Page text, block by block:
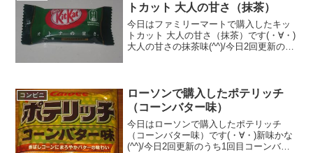
トカット 大人の甘さ（抹茶）
今日はファミリーマートで購入したキッ
トカット 大人の甘さ（抹茶）です(・∀・)
大人の甘さの抹茶味(^^)/今日2回更新の1
★☆☆☆☆ ...
コンビニ
ローソンで購入したポテリッチ
（コーンバター味）
今日はローソンで購入したポテリッチ
（コーンバター味）です(・∀・)新味かな
(^^)/今日2回更新のうち1回目コーンバタ